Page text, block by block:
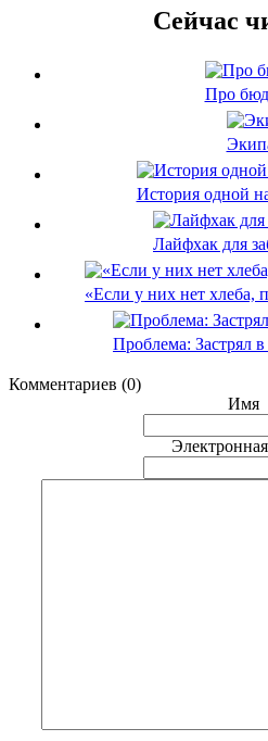
Сейчас
Про
История одной
Лайфхак для
«Если у них нет хлеба,
Проблема: Застрял
Комментариев (0)
Имя